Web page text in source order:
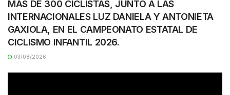
MAS DE 300 CICLISTAS, JUNTO A LAS
INTERNACIONALES LUZ DANIELA Y ANTONIETA
GAXIOLA, EN EL CAMPEONATO ESTATAL DE
CICLISMO INFANTIL 2026.
03/08/2026